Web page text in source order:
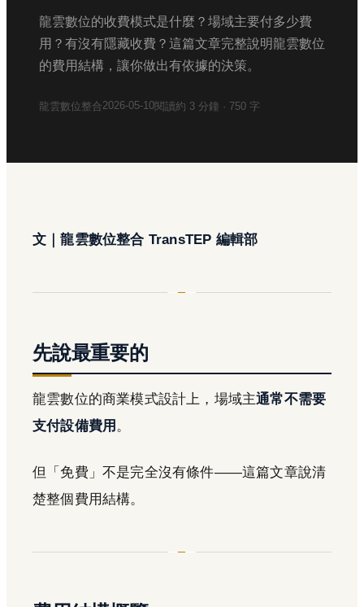
龍雲數位的收費模式是什麼？場域主要付多少費
用？有沒有隱藏收費？這篇文章完整說明龍雲數位
的費用結構，讓你做出有依據的決策。
龍雲數位整合2026-05-10閱讀約 3 分鐘 · 750 字
文｜龍雲數位整合 TransTEP 編輯部
先說最重要的
龍雲數位的商業模式設計上，場域主通常不需要
支付設備費用 。
但「免費」不是完全沒有條件——這篇文章說清
楚整個費用結構。